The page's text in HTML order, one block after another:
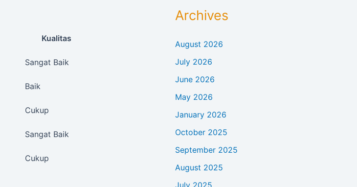
Kualitas
Sangat Baik
Baik
Cukup
Sangat Baik
Cukup
Archives
August 2026
July 2026
June 2026
May 2026
January 2026
October 2025
September 2025
August 2025